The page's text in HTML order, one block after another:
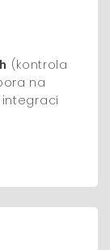
(kontrola
na